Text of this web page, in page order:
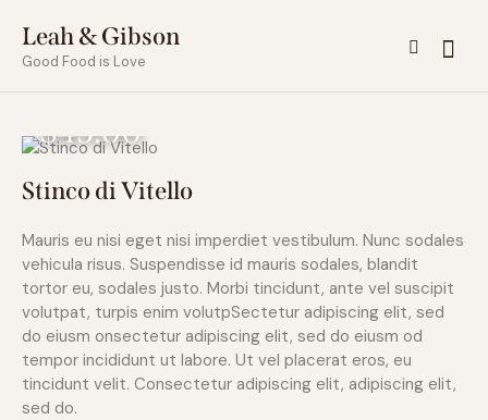
Leah & Gibson
Good Food is Love
$45.00
Stinco di Vitello
Mauris eu nisi eget nisi imperdiet vestibulum. Nunc sodales
vehicula risus. Suspendisse id mauris sodales, blandit
tortor eu, sodales justo. Morbi tincidunt, ante vel suscipit
volutpat, turpis enim volutpSectetur adipiscing elit, sed
do eiusm onsectetur adipiscing elit, sed do eiusm od
tempor incididunt ut labore. Ut vel placerat eros, eu
tincidunt velit. Consectetur adipiscing elit, adipiscing elit,
sed do.